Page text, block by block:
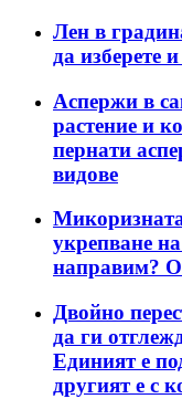
Лен в
да изберете
Аспержи в
растение и
пернати
видове
Микоризната
укрепване
направим?
Двойно
да ги
Единият е
другият е с